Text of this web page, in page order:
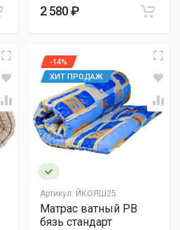
2 580 ₽
Артикул: ЙКОЯШ25
-14%
ХИТ ПРОДАЖ
Матрас ватный РВ
бязь стандарт